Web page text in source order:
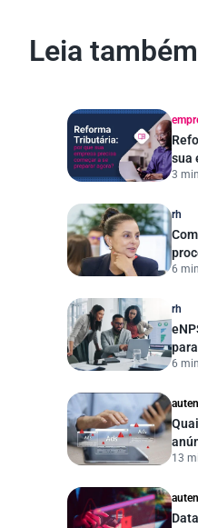
Leia também
sua
3
rh
6
rh
6
13